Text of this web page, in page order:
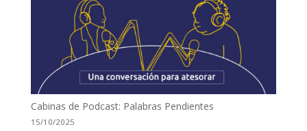
Cabinas de Podcast: Palabras Pendientes
15/10/2025